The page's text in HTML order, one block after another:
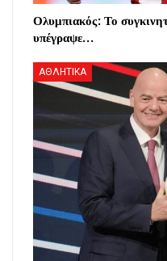
Ολυμπιακός: Το
υπέγραψε…
ΑΘΛΗΤΙΚΑ